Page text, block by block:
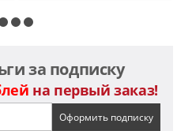
за подписку
на первый заказ!